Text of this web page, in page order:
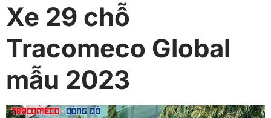
Xe 29 chỗ
Tracomeco Global
mẫu 2023